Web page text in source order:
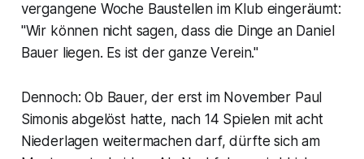
vergangene Woche Baustellen im Klub eingeräumt:
"Wir können nicht sagen, dass die Dinge an Daniel
Bauer liegen. Es ist der ganze Verein."
Dennoch: Ob Bauer, der erst im November Paul
Simonis abgelöst hatte, nach 14 Spielen mit acht
Niederlagen weitermachen darf, dürfte sich am